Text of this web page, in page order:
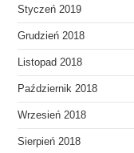
Styczeń 2019
Grudzień 2018
Listopad 2018
Październik 2018
Wrzesień 2018
Sierpień 2018